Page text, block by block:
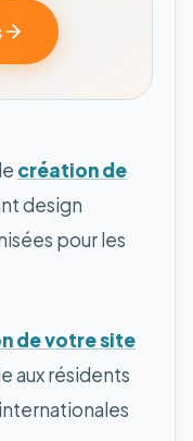
création de
design
pour les
de votre site
aux résidents